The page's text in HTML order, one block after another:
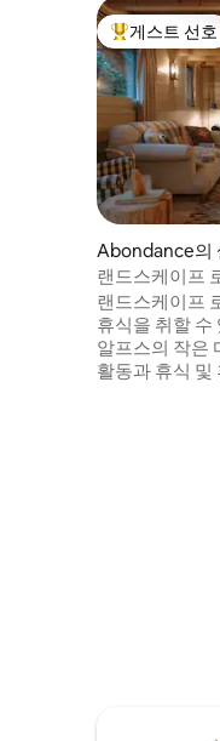
상위 게스트
게스트 선호
Abondance의
랜드스케이프
는 세련된 샬레
랜드스케이프
휴식을 취할 수
알프스의 작은
활동과 휴식 및